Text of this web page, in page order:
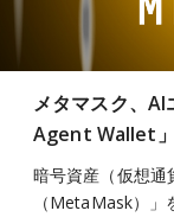
メタマスク、
Agent Wallet
暗号資産（仮想通
（MetaMask）」